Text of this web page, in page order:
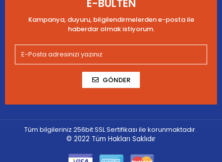
E-BÜLTEN
Kampanya, duyuru, bilgilendirmelerden e-posta ile
haberdar olmak istiyorum.
GÖNDER
Tüm bilgileriniz 256bit SSL Sertifikası ile korunmaktadır.
© 2022 Tüm Hakları Saklıdır